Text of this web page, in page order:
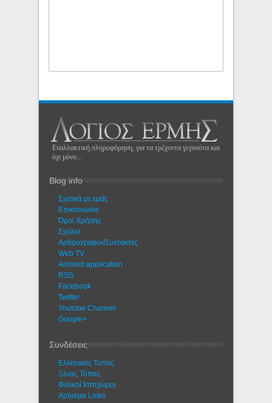
Εναλλακτική πληροφόρηση, για τα τρέχοντα γεγονότα και
όχι μόνο...
Blog info
Σχετικά με εμάς
Eπικοινωνία
Όροι Χρήσης
Σχόλια
Αρθρογράφοι/Συντάκτες
Web TV
Android application
RSS
Facebook
Twitter
Youtube Channel
Google+
Συνδέσεις
Ελληνικός Τύπος
Ξένος Τύπος
Φιλικοί Ιστοχώροι
Χρήσιμα Links